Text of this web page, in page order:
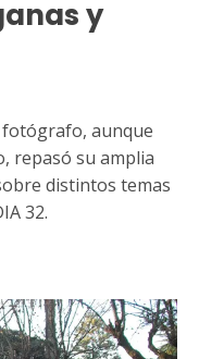
y
fotógrafo, aunque
repasó su amplia
distintos temas
32.